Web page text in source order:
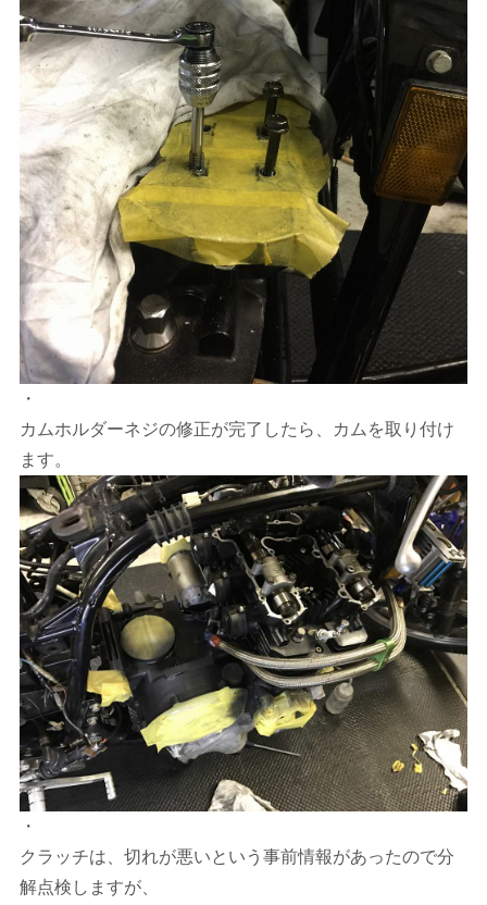
・
カムホルダーネジの修正が完了したら、カムを取り付け
ます。
・
クラッチは、切れが悪いという事前情報があったので分
解点検しますが、